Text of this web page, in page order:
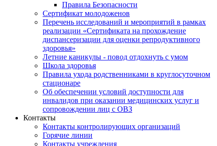
Правила Безопасности
Сертификат молодоженов
Перечень исследований и мероприятий в рамках
реализации «Сертификата на прохождение
диспансеризации для оценки репродуктивного
здоровья»
Летние каникулы - повод отдохнуть с умом
Школа здоровья
Правила ухода родственниками в круглосуточном
стационаре
Об обеспечении условий доступности для
инвалидов при оказании медицинских услуг и
сопровождении лиц с ОВЗ
Контакты
Контакты контролирующих организаций
Горячие линии
Контакты учреждения